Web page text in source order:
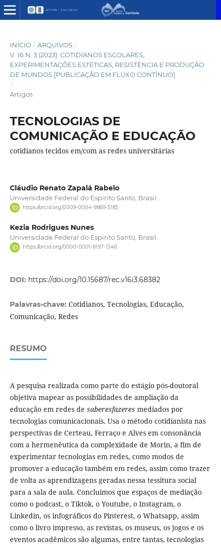
INÍCIO / ARQUIVOS /
V. 16 N. 3 (2023): COTIDIANOS ESCOLARES,
EXPERIMENTAÇÕES ESTÉTICAS, RESISTÊNCIA E PRODUÇÃO
DE MUNDOS [PUBLICAÇÃO EM FLUXO CONTÍNUO]
/
Artigos
TECNOLOGIAS DE
COMUNICAÇÃO E EDUCAÇÃO
cotidianos tecidos em/com as redes universitárias
Cláudio Renato Zapalá Rabelo
Universidade Federal do Espírito Santo, Brasil.
https://orcid.org/0009-0004-9869-5185
Kezia Rodrigues Nunes
Universidade Federal do Espírito Santo, Brasil.
https://orcid.org/0000-0001-6197-1546
DOI: https://doi.org/10.15687/rec.v16i3.68382
Palavras-chave: Cotidianos, Tecnologias, Educação,
Comunicação, Redes
RESUMO
A pesquisa realizada como parte do estágio pós-doutoral
objetiva mapear as possibilidades de ampliação da
educação em redes de saberesfazeres mediados por
tecnologias comunicacionais. Usa o método cotidianista nas
perspectivas de Certeau, Ferraço e Alves em consonância
com a hermenêutica da complexidade de Morin, a fim de
experimentar tecnologias em redes, como modos de
promover a educação também em redes, assim como trazer
de volta as aprendizagens geradas nessa tessitura social
para a sala de aula. Concluímos que espaços de mediação
como o podcast, o Tiktok, o Youtube, o Instagram, o
Linkedin, os infográficos do Pinterest, o Whatsapp, assim
como o livro impresso, as revistas, os museus, os jogos e os
eventos acadêmicos são algumas, entre tantas, tecnologias